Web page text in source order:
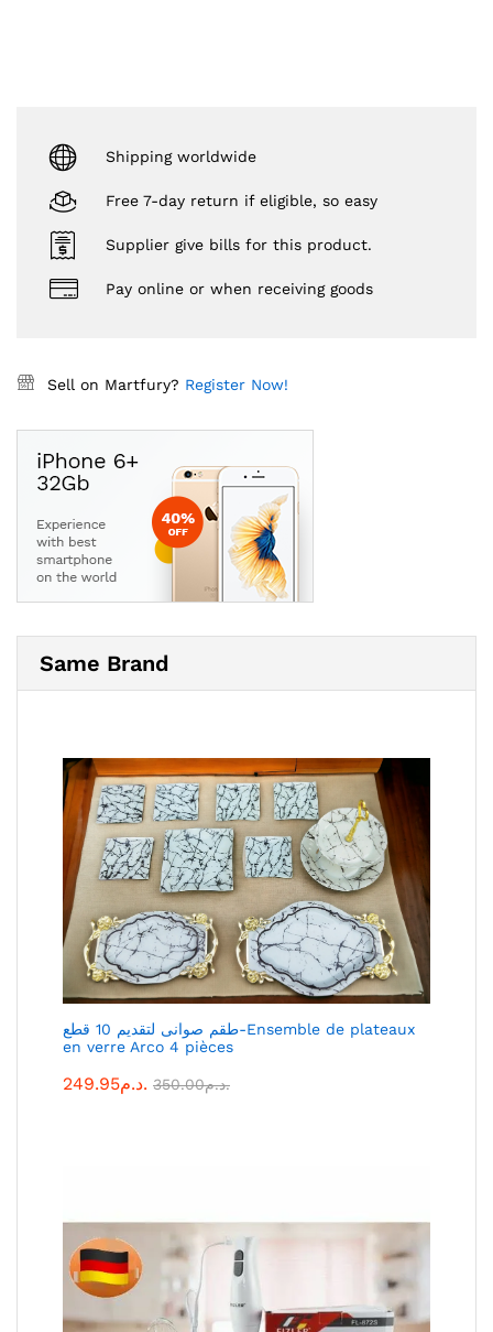
Shipping worldwide
Free 7-day return if eligible, so easy
Supplier give bills for this product.
Pay online or when receiving goods
Sell on Martfury? Register Now!
Same Brand
طقم صوانى لتقديم 10 قطع-Ensemble de plateaux
en verre Arco 4 pièces
249.95 د.م. 350.00 د.م.